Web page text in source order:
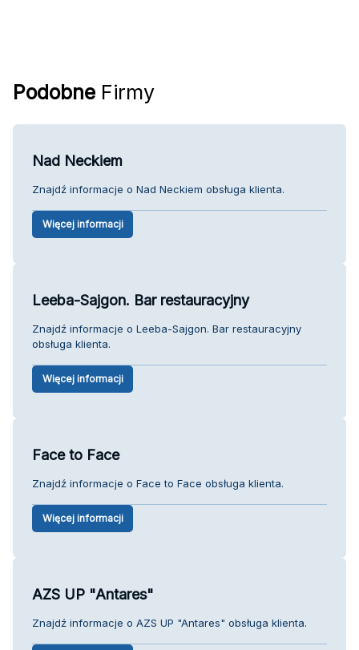
Podobne Firmy
Nad Neckiem
Znajdź informacje o Nad Neckiem obsługa klienta.
Więcej informacji
Leeba-Sajgon. Bar restauracyjny
Znajdź informacje o Leeba-Sajgon. Bar restauracyjny
obsługa klienta.
Więcej informacji
Face to Face
Znajdź informacje o Face to Face obsługa klienta.
Więcej informacji
AZS UP "Antares"
Znajdź informacje o AZS UP "Antares" obsługa klienta.